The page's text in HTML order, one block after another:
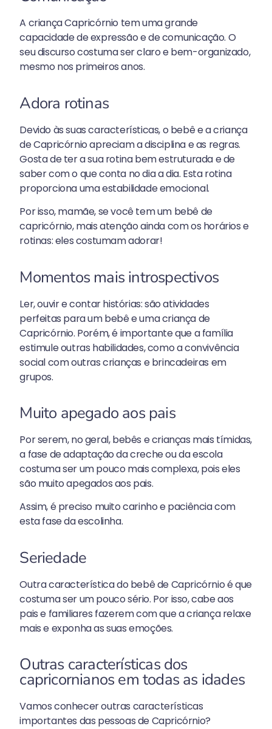
A criança Capricórnio tem uma grande
capacidade de expressão e de comunicação. O
seu discurso costuma ser claro e bem-organizado,
mesmo nos primeiros anos.
Adora rotinas
Devido às suas características, o bebê e a criança
de Capricórnio apreciam a disciplina e as regras.
Gosta de ter a sua rotina bem estruturada e de
saber com o que conta no dia a dia. Esta rotina
proporciona uma estabilidade emocional.
Por isso, mamãe, se você tem um bebê de
capricórnio, mais atenção ainda com os horários e
rotinas: eles costumam adorar!
Momentos mais introspectivos
Ler, ouvir e contar histórias: são atividades
perfeitas para um bebê e uma criança de
Capricórnio. Porém, é importante que a família
estimule outras habilidades, como a convivência
social com outras crianças e brincadeiras em
grupos.
Muito apegado aos pais
Por serem, no geral, bebês e crianças mais tímidas,
a fase de adaptação da creche ou da escola
costuma ser um pouco mais complexa, pois eles
são muito apegados aos pais.
Assim, é preciso muito carinho e paciência com
esta fase da escolinha.
Seriedade
Outra característica do bebê de Capricórnio é que
costuma ser um pouco sério. Por isso, cabe aos
pais e familiares fazerem com que a criança relaxe
mais e exponha as suas emoções.
Outras características dos
capricornianos em todas as idades
Vamos conhecer outras características
importantes das pessoas de Capricórnio?